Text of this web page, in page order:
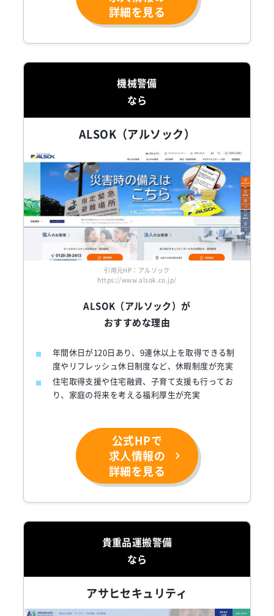
詳細を見る
機械警備
なら
ALSOK（アルソック）
引用元HP：アルソック
https://www.alsok.co.jp/
ALSOK（アルソック）が
おすすめな理由
年間休日が120日あり、9連休以上を取得できる制
度やリフレッシュ休日制度など、休暇制度が充実
住宅取得支援や住宅融資、子育て支援も行ってお
り、家庭の将来を考える福利厚生が充実
公式HPで
求人情報の
詳細を見る
貴重品運搬警備
なら
アサヒセキュリティ